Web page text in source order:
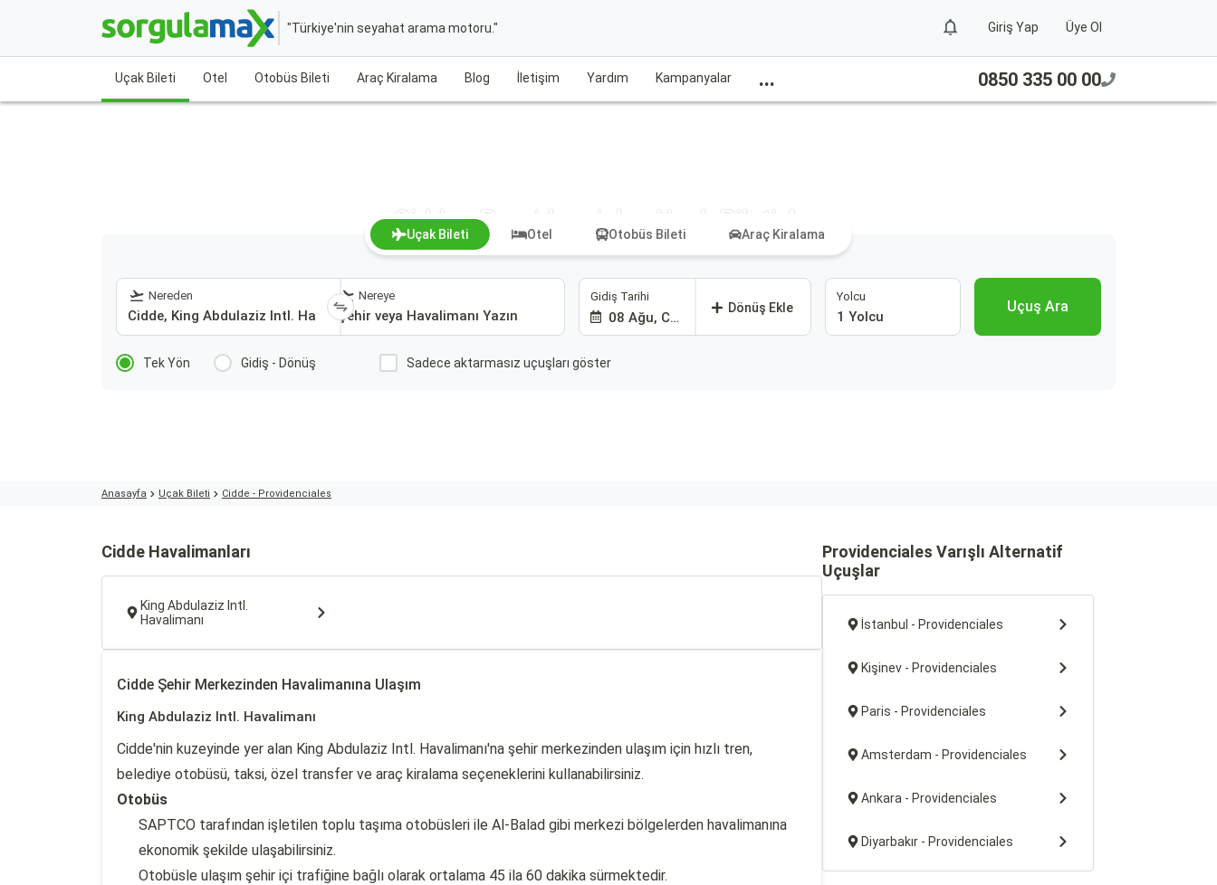
"Türkiye'nin seyahat arama motoru." Giriş Yap Üye Ol
Uçak Bileti Otel Otobüs Bileti Araç Kiralama Blog İletişim Yardım Kampanyalar ... 0850 335 00 00
Cidde - Providenciales Uçak Bileti Ara
Uçak Bileti Otel Otobüs Bileti Araç Kiralama
Nereden Nereye Gidiş Tarihi
08 Ağu, Cmt
Dönüş Ekle
Yolcu
1 Yolcu
Uçuş Ara
Tek Yön Gidiş - Dönüş Sadece aktarmasız uçuşları göster
Anasayfa Uçak Bileti Cidde - Providenciales
Cidde Havalimanları
King Abdulaziz Intl.
Havalimanı
Cidde Şehir Merkezinden Havalimanına Ulaşım
King Abdulaziz Intl. Havalimanı
Cidde'nin kuzeyinde yer alan King Abdulaziz Intl. Havalimanı'na şehir merkezinden ulaşım için hızlı tren,
belediye otobüsü, taksi, özel transfer ve araç kiralama seçeneklerini kullanabilirsiniz.
Otobüs
SAPTCO tarafından işletilen toplu taşıma otobüsleri ile Al-Balad gibi merkezi bölgelerden havalimanına
ekonomik şekilde ulaşabilirsiniz.
Otobüsle ulaşım şehir içi trafiğine bağlı olarak ortalama 45 ila 60 dakika sürmektedir.
Providenciales Varışlı Alternatif
Uçuşlar
İstanbul - Providenciales
Kişinev - Providenciales
Paris - Providenciales
Amsterdam - Providenciales
Ankara - Providenciales
Diyarbakır - Providenciales